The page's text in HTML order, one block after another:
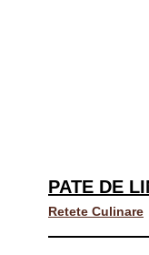
PATE DE
Retete Culinare